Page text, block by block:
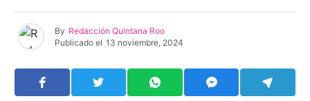
By Redacción Quintana Roo
Publicado el 13 noviembre, 2024